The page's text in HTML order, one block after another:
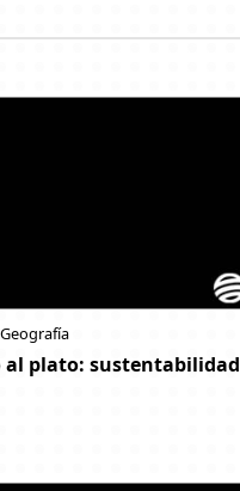
plato: sustentabilidad